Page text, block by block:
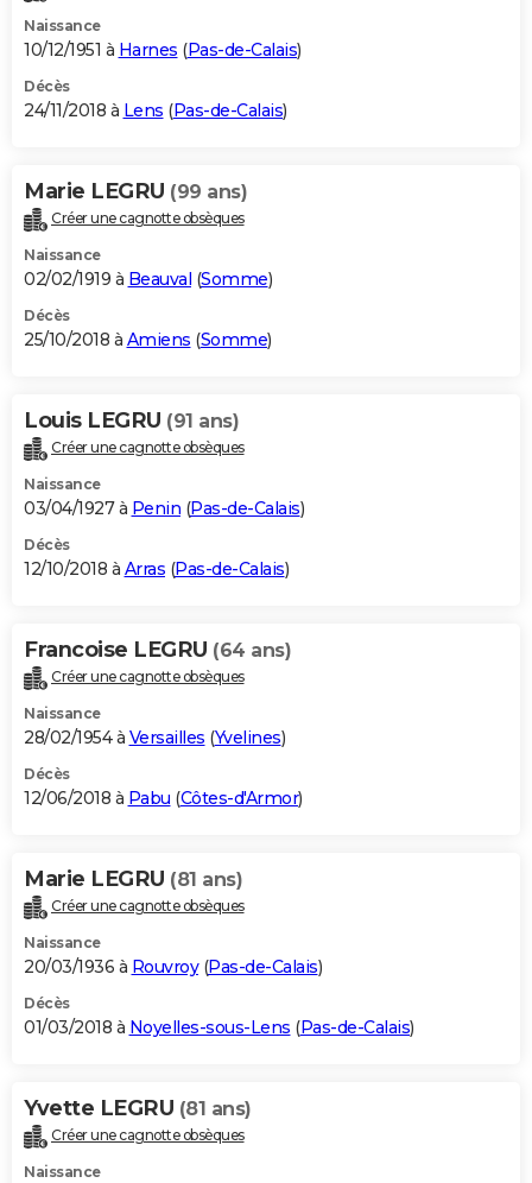
Naissance
10/12/1951 à Harnes (Pas-de-Calais)
Décès
24/11/2018 à Lens (Pas-de-Calais)
Marie LEGRU (99 ans)
Créer une cagnotte obsèques
Naissance
02/02/1919 à Beauval (Somme)
Décès
25/10/2018 à Amiens (Somme)
Louis LEGRU (91 ans)
Créer une cagnotte obsèques
Naissance
03/04/1927 à Penin (Pas-de-Calais)
Décès
12/10/2018 à Arras (Pas-de-Calais)
Francoise LEGRU (64 ans)
Créer une cagnotte obsèques
Naissance
28/02/1954 à Versailles (Yvelines)
Décès
12/06/2018 à Pabu (Côtes-d'Armor)
Marie LEGRU (81 ans)
Créer une cagnotte obsèques
Naissance
20/03/1936 à Rouvroy(Pas-de-Calais)
Décès
01/03/2018 à Noyelles-sous-Lens (Pas-de-Calais)
Yvette LEGRU (81 ans)
Créer une cagnotte obsèques
Naissance